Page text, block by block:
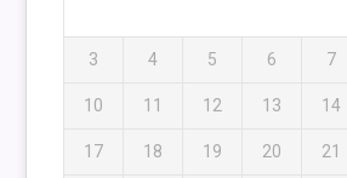
3 4 5 6 7
10 11 12 13 14
17 18 19 20 21